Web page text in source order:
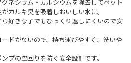
ネシウム・カルシウムを除去してペット
カルキ臭を吸着しおいしい水に。
好きな子でもひっくり返しにくいので安
ドがないので、持ち運びやすく、洗いや
プの空回りを防ぐ安全設計です。